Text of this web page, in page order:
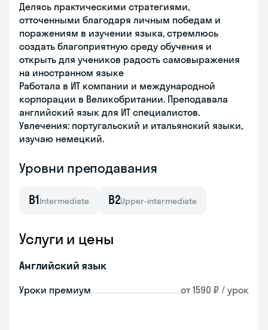
Делясь практическими стратегиями,
отточенными благодаря личным победам и
поражениям в изучении языка, стремлюсь
создать благоприятную среду обучения и
открыть для учеников радость самовыражения
на иностранном языке
Работала в ИТ компании и международной
корпорации в Великобритании. Преподавала
английский язык для ИТ специалистов.
Увлечения: португальский и итальянский языки,
изучаю немецкий.
Уровни преподавания
B1Intermediate B2Upper-intermediate
Услуги и цены
Английский язык
Уроки премиум от 1590 ₽ / урок